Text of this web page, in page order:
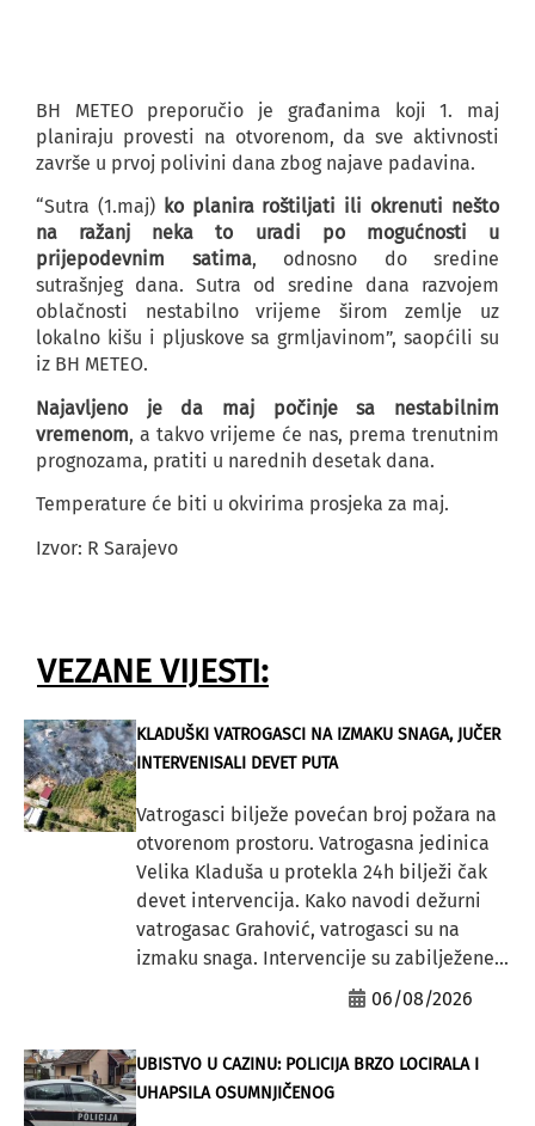
BH METEO preporučio je građanima koji 1. maj
planiraju provesti na otvorenom, da sve aktivnosti
završe u prvoj polivini dana zbog najave padavina.
“Sutra (1.maj)ko planira roštiljati ili okrenuti nešto
na ražanj neka to uradi po mogućnosti u
prijepodevnim satima, odnosno do sredine
sutrašnjeg dana. Sutra od sredine dana razvojem
oblačnosti nestabilno vrijeme širom zemlje uz
lokalno kišu i pljuskove sa grmljavinom”, saopćili su
iz BH METEO.
Najavljeno je da maj počinje sa nestabilnim
vremenom, a takvo vrijeme će nas, prema trenutnim
prognozama, pratiti u narednih desetak dana.
Temperature će biti u okvirima prosjeka za maj.
Izvor: R Sarajevo
VEZANE VIJESTI:
KLADUŠKI VATROGASCI NA IZMAKU SNAGA, JUČER
INTERVENISALI DEVET PUTA
Vatrogasci bilježe povećan broj požara na
otvorenom prostoru. Vatrogasna jedinica
Velika Kladuša u protekla 24h bilježi čak
devet intervencija. Kako navodi dežurni
vatrogasac Grahović, vatrogasci su na
izmaku snaga. Intervencije su zabilježene...
06/08/2026
UBISTVO U CAZINU: POLICIJA BRZO LOCIRALA I
UHAPSILA OSUMNJIČENOG